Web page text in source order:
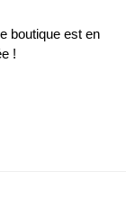
boutique est en
!